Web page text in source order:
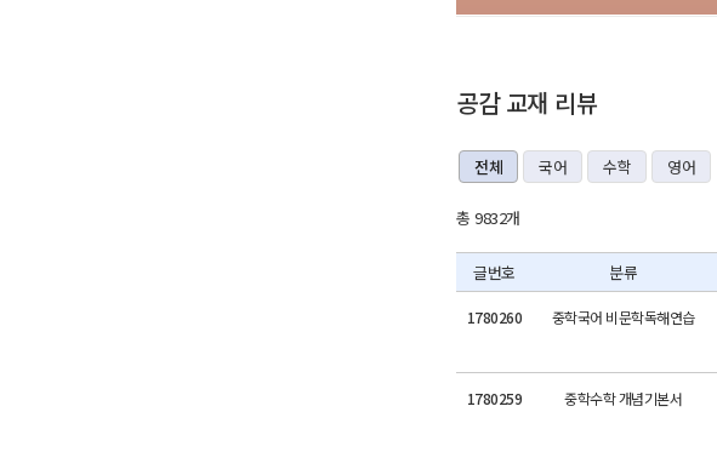
공감 교재 리뷰
전체 국어 수학 영어
총 9832개
글번호 분류
1780260 중학국어 비문학독해연습
1780259 중학수학 개념기본서